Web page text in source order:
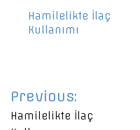
Hamilelikte İlaç
Kullanımı
Yazı
gezinmesi
Previous:
Hamilelikte İlaç